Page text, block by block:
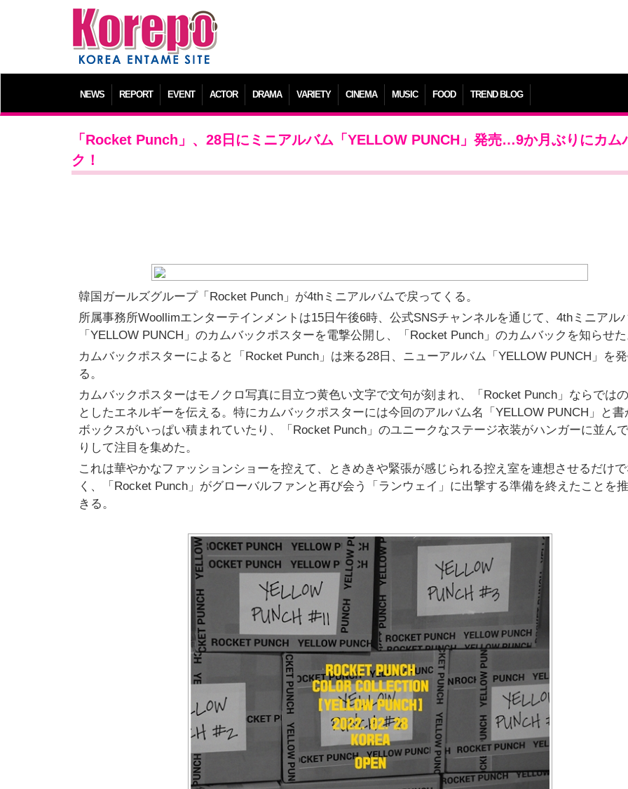
NEWS REPORT EVENT ACTOR DRAMA VARIETY CINEMA MUSIC FOOD TREND BLOG
「Rocket Punch」、28日にミニアルバム「YELLOW PUNCH」発売…9か月ぶりにカム
ク！
韓国ガールズグループ「Rocket Punch」が4thミニアルバムで戻ってくる。
所属事務所Woollimエンターテインメントは15日午後6時、公式SNSチャンネルを通じて、4thミニアル
「YELLOW PUNCH」のカムバックポスターを電撃公開し、「Rocket Punch」のカムバックを知らせた
カムバックポスターによると「Rocket Punch」は来る28日、ニューアルバム「YELLOW PUNCH」を
る。
カムバックポスターはモノクロ写真に目立つ黄色い文字で文句が刻まれ、「Rocket Punch」ならでは
としたエネルギーを伝える。特にカムバックポスターには今回のアルバム名「YELLOW PUNCH」と書
ボックスがいっぱい積まれていたり、「Rocket Punch」のユニークなステージ衣装がハンガーに並ん
りして注目を集めた。
これは華やかなファッションショーを控えて、ときめきや緊張が感じられる控え室を連想させるだけ
く、「Rocket Punch」がグローバルファンと再び会う「ランウェイ」に出撃する準備を終えたことを
きる。